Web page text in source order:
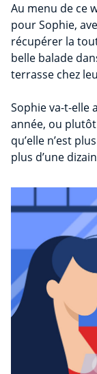
Au menu de ce
pour Sophie,
récupérer la
belle balade
terrasse chez
Sophie va-t-elle
année, ou
qu’elle n’est
plus d’une